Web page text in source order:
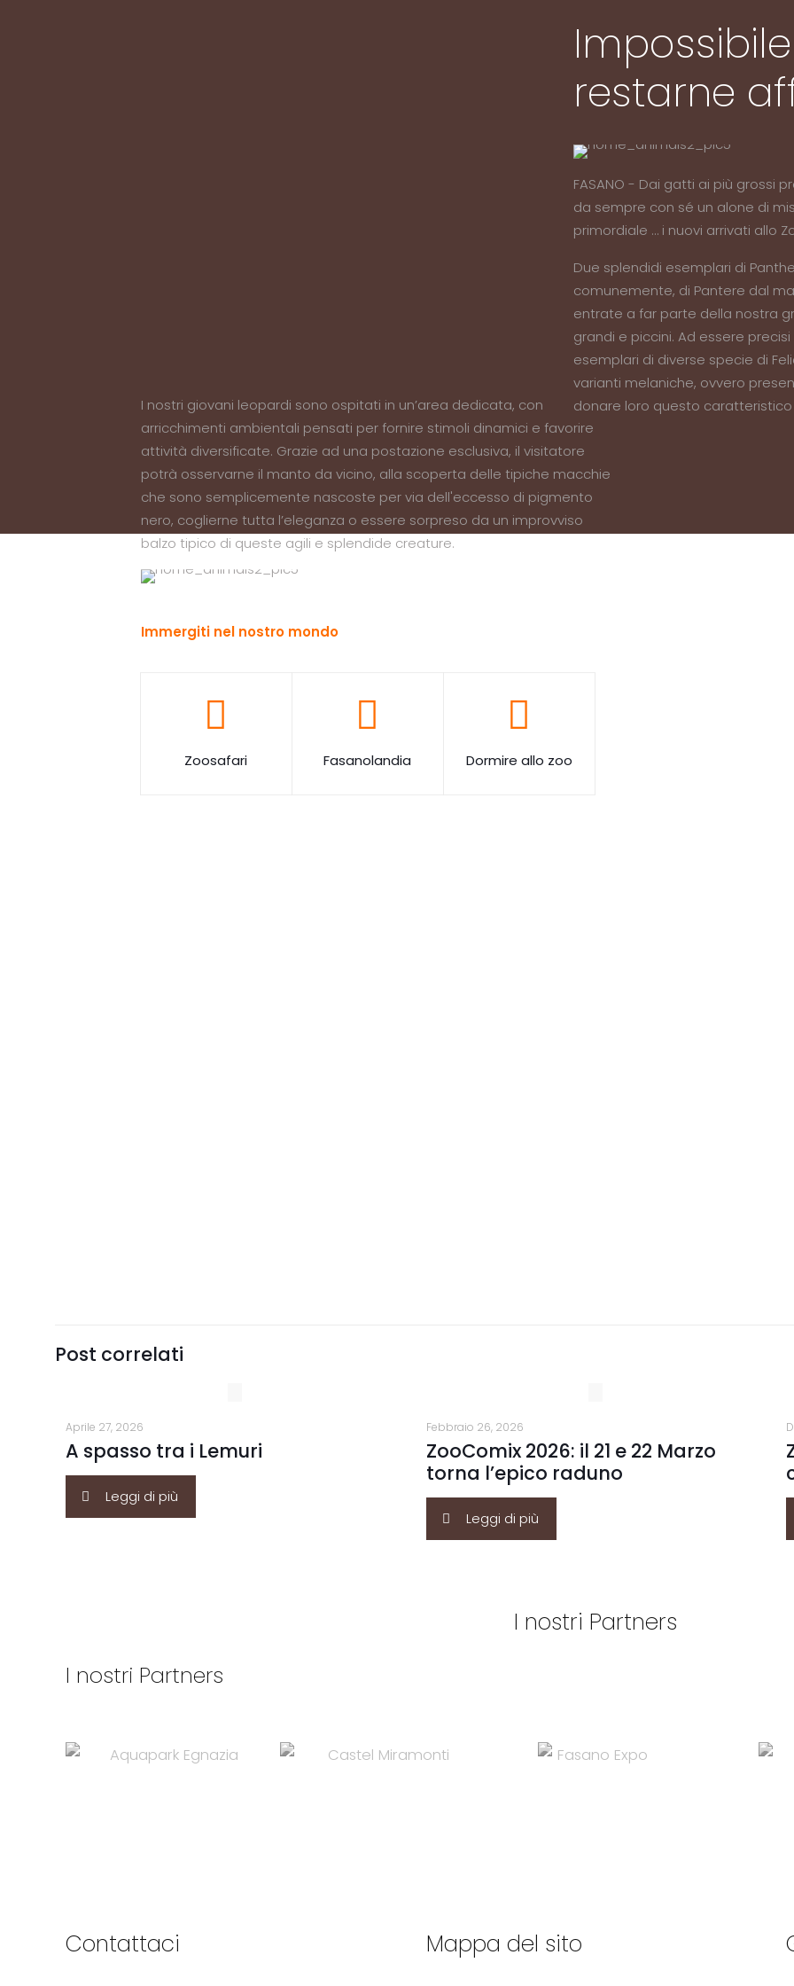
restarne
FASANO - Dai gatti ai più grossi
da sempre con sé un alone di
primordiale … i nuovi arrivati allo
Due splendidi esemplari di
comunemente, di Pantere dal
entrate a far parte della nostra
grandi e piccini. Ad essere
esemplari di diverse specie di
varianti melaniche, ovvero
donare loro questo
I nostri giovani leopardi sono ospitati in un’area dedicata, con
arricchimenti ambientali pensati per fornire stimoli dinamici e favorire
attività diversificate. Grazie ad una postazione esclusiva, il visitatore
potrà osservarne il manto da vicino, alla scoperta delle tipiche macchie
che sono semplicemente nascoste per via dell'eccesso di pigmento
nero, coglierne tutta l’eleganza o essere sorpreso da un improvviso
balzo tipico di queste agili e splendide creature.
Immergiti nel nostro mondo
Zoosafari Fasanolandia Dormire allo zoo
Post correlati
Aprile 27, 2026
A spasso tra i Lemuri
Leggi di più
Febbraio 26, 2026
ZooComix 2026: il 21 e 22 Marzo
torna l’epico raduno
Leggi di più
I nostri Partners
I nostri Partners
Contattaci Mappa del sito